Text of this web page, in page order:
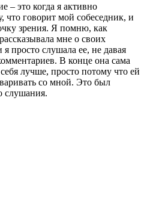
– это когда я активно
что говорит мой собеседник, и
зрения. Я помню, как
мне о своих
просто слушала ее, не давая
В конце она сама
себя лучше, просто потому что ей
со мной. Это был
слушания.